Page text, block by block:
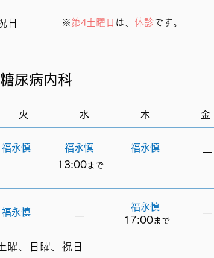
日 ※第4土曜日 は、 休診です。
尿病内科
火 水 木 金
福永慎 福永慎 福永慎
​―
13:00ま で
福永慎 ​―
福永慎
17:00ま で
​―
、日曜、祝日